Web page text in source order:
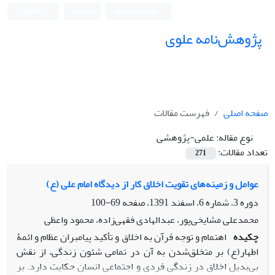
پژوهش‌نامه علوی
صفحه اصلی
فهرست مقالات
نوع مقاله:علمی-پژوهشی
تعداد مقالات:
271
عوامل و زمینه‌های تقویت اخلاق کار از دیدگاه امام علی (ع)
دوره 3، شماره 6، اسفند 1391، صفحه
69-100
محمدعلی مشایخی‌پور، عبدالهادی فقهی‌زاده، محمود واعظی
چکیده اهتمام و توجه قرآن به اخلاق و تأکید پیامبران عظام و ائمۀ
اطهار(ع) بر متخلق‌شدن به آن در تمامی شئون زندگی، از نقش
بی‌بدیل اخلاق در زندگی فردی و اجتماعی انسان حکایت دارد. بر